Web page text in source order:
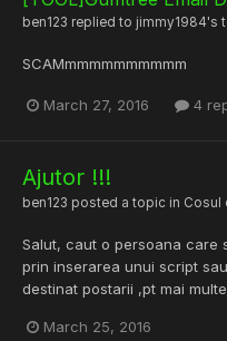
ben123 replied to jimmy1984's
SCAMmmmmmmmmmm
March 27, 2016 4
Ajutor !!!
ben123 posted a topic in Cosul
Salut, caut o persoana care
prin inserarea unui script
destinat postarii ,pt mai
March 25, 2016